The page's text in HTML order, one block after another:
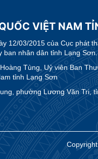
VIỆT NAM
12/03/2015 của Cục phát
ban nhân dân tỉnh Lạng Sơn.
Tùng, Uỷ viên Ban
tỉnh Lạng Sơn
phường Lương Văn Tri,